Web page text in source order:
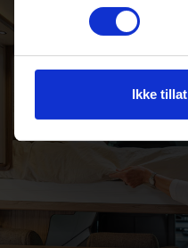
Ikke tillat